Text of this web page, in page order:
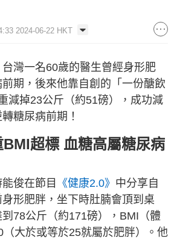
2024-06-22 HKT
灣一名60歲的醫生曾經身形肥
期，後來他靠自創的「一份醣飲
減掉23公斤（約51磅），成功減
糖尿病前期！
超標 血糖高屬糖尿病
俊在節目 《健康2.0》 中分享自
形肥胖，坐下時肚腩會頂到桌
78公斤（約171磅），BMI（體
（大於或等於25就屬於肥胖）。他